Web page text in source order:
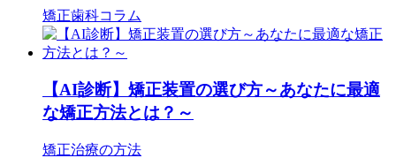
矯正歯科コラム
【AI診断】矯正装置の選び方～あなたに最適
な矯正方法とは？～
矯正治療の方法